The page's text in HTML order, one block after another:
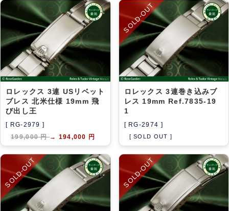
ロレックス 3連 USリベット
ブレス 北米仕様 19mm 飛
び出し王
[ RG-2979 ]
199,000 円→ 194,000 円
SOLD-OUT
ロレックス 3連巻き込みブ
レス 19mm Ref.7835-19
1
[ RG-2974 ]
[ SOLD OUT ]
SOLD-OUT SOLD-OUT